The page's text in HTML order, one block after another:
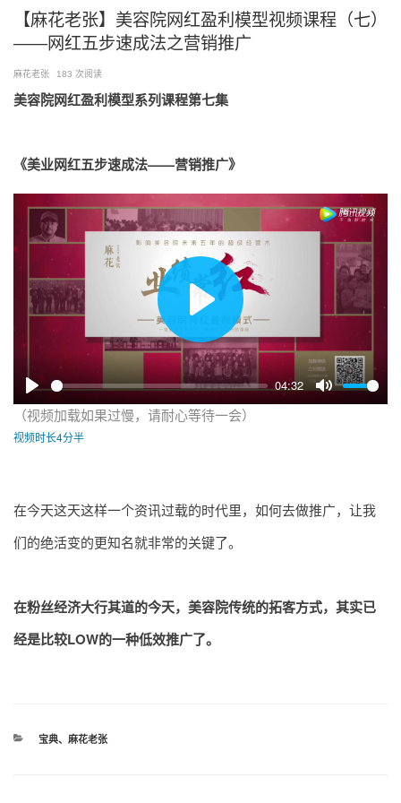
【麻花老张】美容院网红盈利模型视频课程（七）
——网红五步速成法之营销推广
麻花老张 183 次阅读
美容院网红盈利模型系列课程第七集
《美业网红五步速成法——营销推广》
04:32
放
（视频加载如果过慢，请耐心等待一会）
视频时长4分半
在今天这天这样一个资讯过载的时代里，如何去做推广，让我
们的绝活变的更知名就非常的关键了。
在粉丝经济大行其道的今天，美容院传统的拓客方式，其实已
经是比较LOW的一种低效推广了。
分
宝典、 麻花老张